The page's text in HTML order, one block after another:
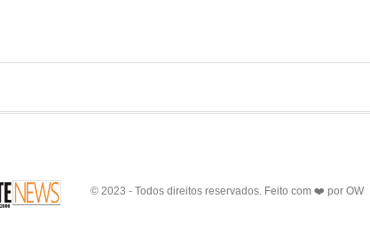
© 2023 - Todos direitos reservados. Feito com ❤️ por OW